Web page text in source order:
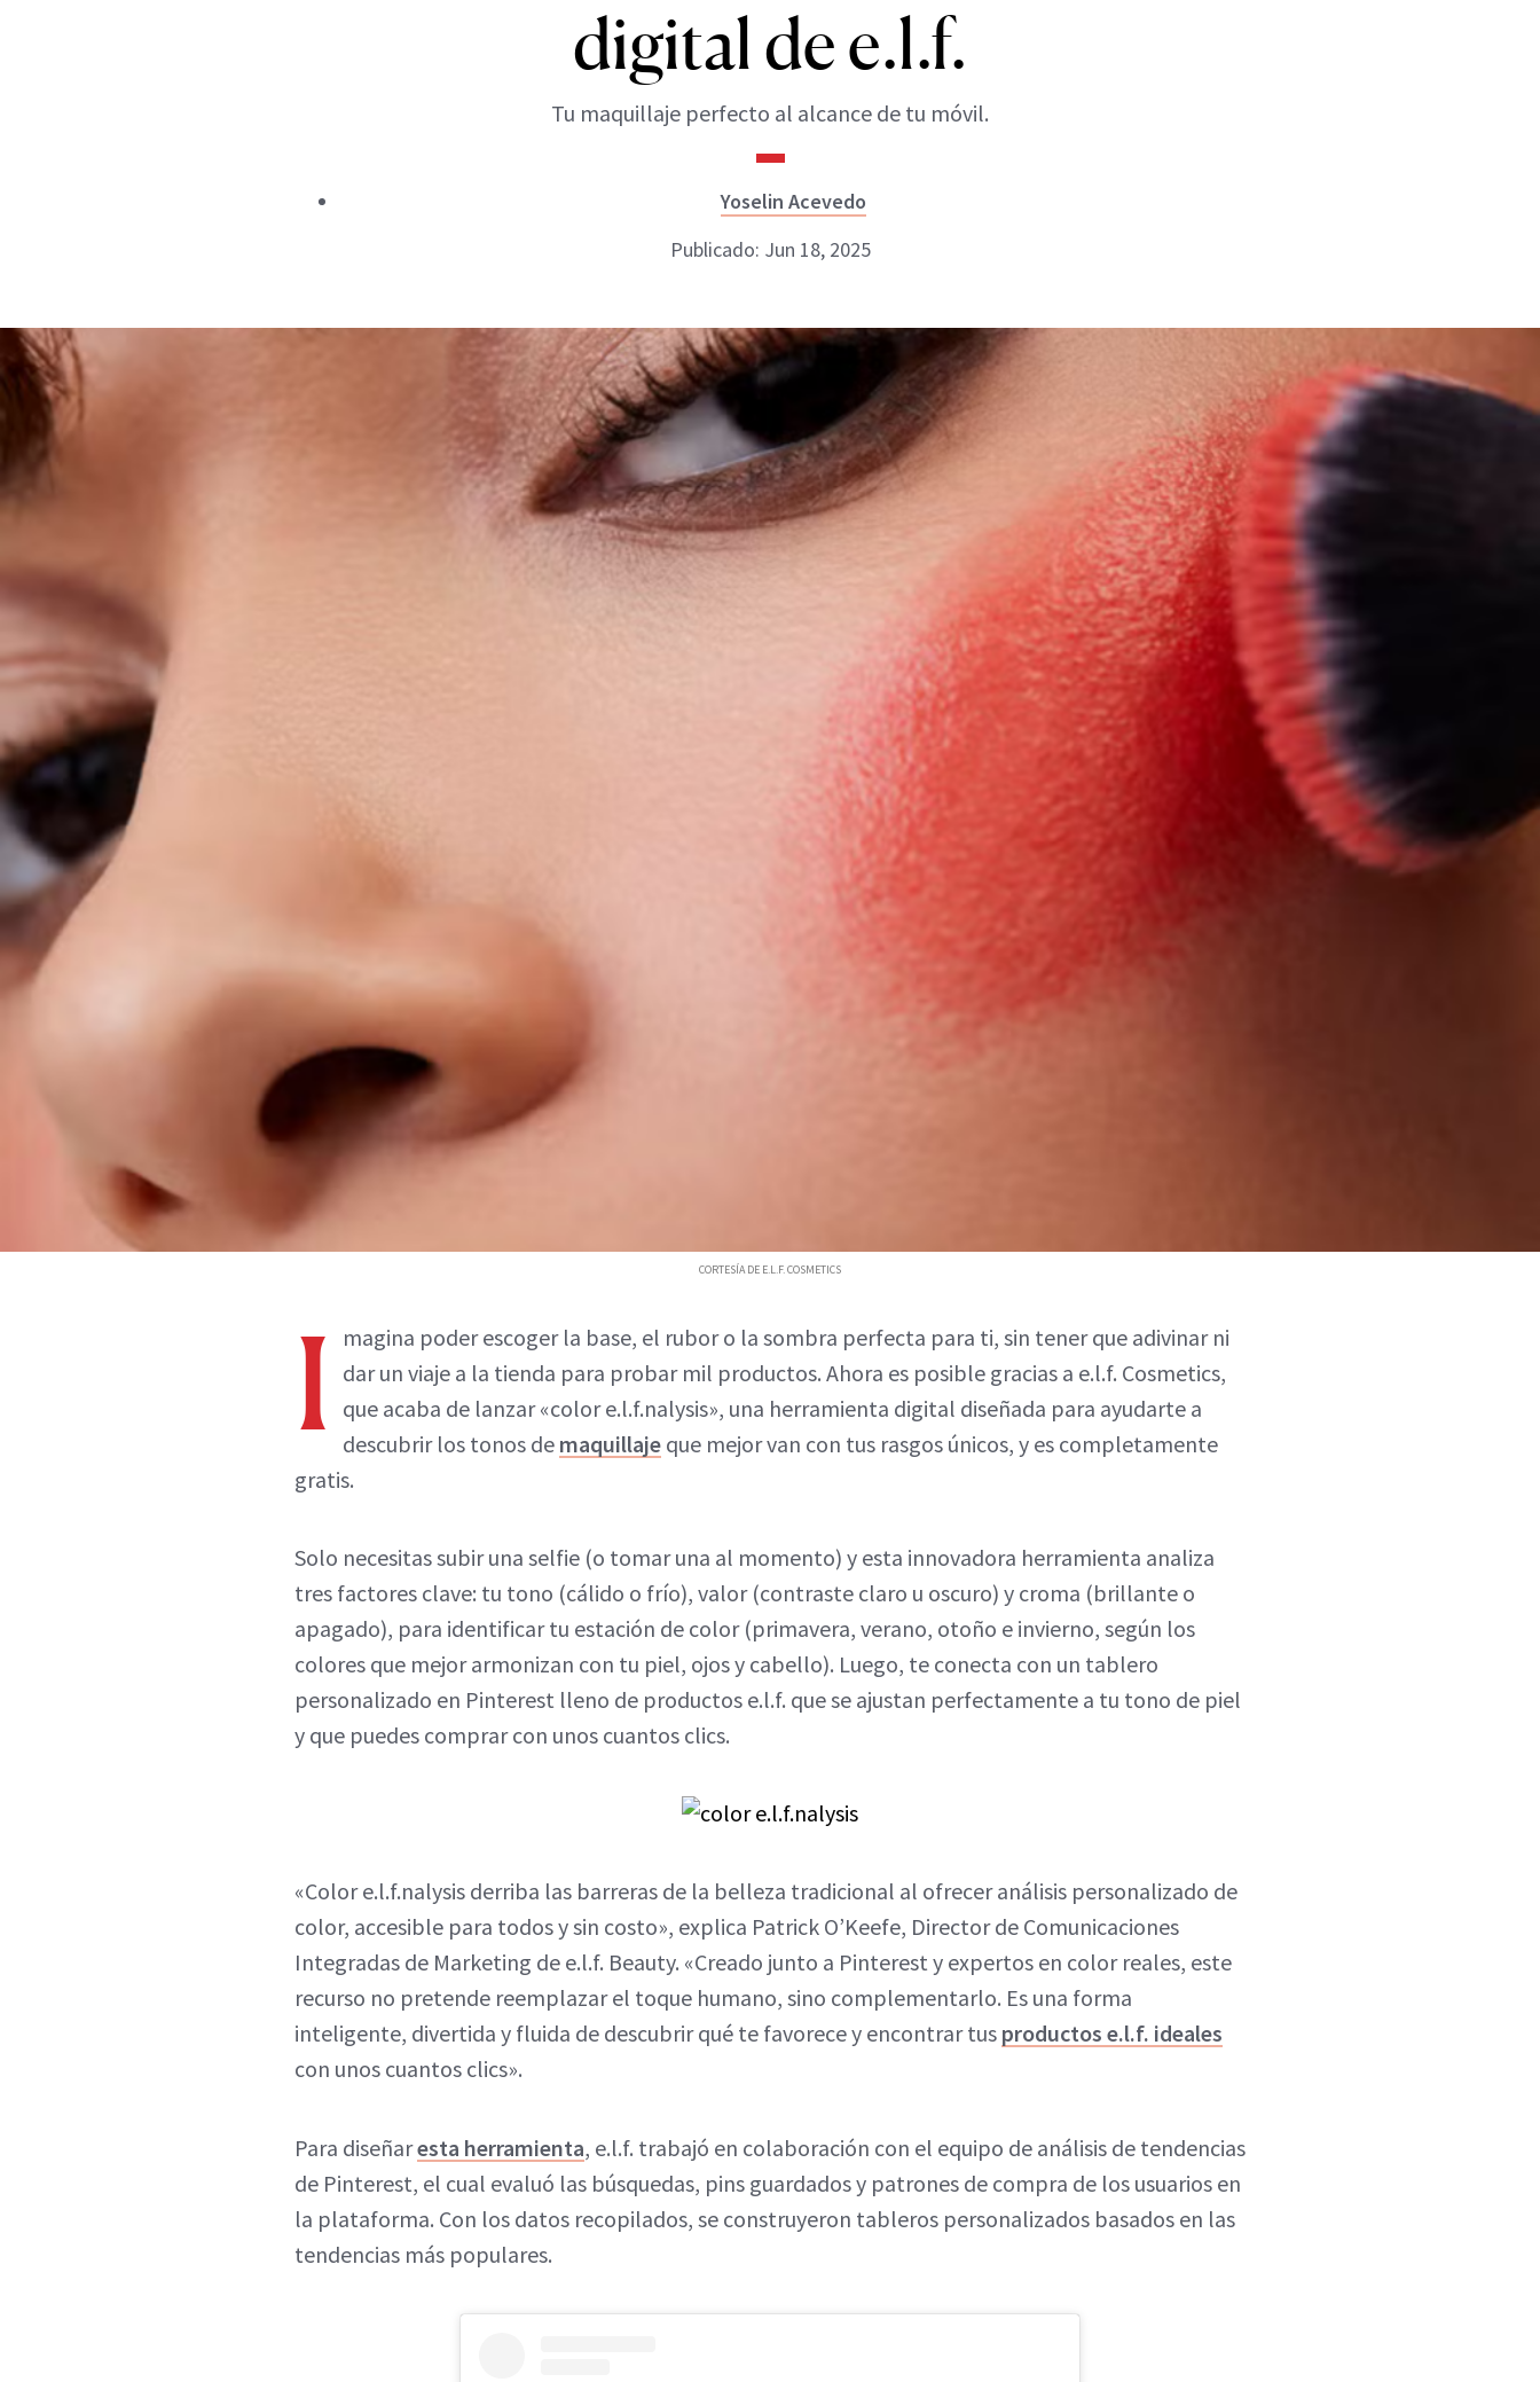
digital de e.l.f.
Tu maquillaje perfecto al alcance de tu móvil.
Yoselin Acevedo
Publicado: Jun 18, 2025
CORTESÍA DE E.L.F. COSMETICS
I
magina poder escoger la base, el rubor o la sombra perfecta para ti, sin tener que adivinar ni
dar un viaje a la tienda para probar mil productos. Ahora es posible gracias a e.l.f. Cosmetics,
que acaba de lanzar «color e.l.f.nalysis», una herramienta digital diseñada para ayudarte a
descubrir los tonos de maquillaje que mejor van con tus rasgos únicos, y es completamente
gratis.
Solo necesitas subir una selfie (o tomar una al momento) y esta innovadora herramienta analiza
tres factores clave: tu tono (cálido o frío), valor (contraste claro u oscuro) y croma (brillante o
apagado), para identificar tu estación de color (primavera, verano, otoño e invierno, según los
colores que mejor armonizan con tu piel, ojos y cabello). Luego, te conecta con un tablero
personalizado en Pinterest lleno de productos e.l.f. que se ajustan perfectamente a tu tono de piel
y que puedes comprar con unos cuantos clics.
«Color e.l.f.nalysis derriba las barreras de la belleza tradicional al ofrecer análisis personalizado de
color, accesible para todos y sin costo», explica Patrick O’Keefe, Director de Comunicaciones
Integradas de Marketing de e.l.f. Beauty. «Creado junto a Pinterest y expertos en color reales, este
recurso no pretende reemplazar el toque humano, sino complementarlo. Es una forma
inteligente, divertida y fluida de descubrir qué te favorece y encontrar tus productos e.l.f. ideales
con unos cuantos clics».
Para diseñaresta herramienta, e.l.f. trabajó en colaboración con el equipo de análisis de tendencias
de Pinterest, el cual evaluó las búsquedas, pins guardados y patrones de compra de los usuarios en
la plataforma. Con los datos recopilados, se construyeron tableros personalizados basados en las
tendencias más populares.